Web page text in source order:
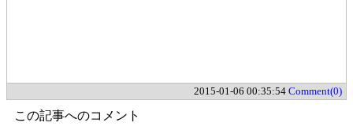
2015-01-06 00:35:54 Comment(0)
この記事へのコメント